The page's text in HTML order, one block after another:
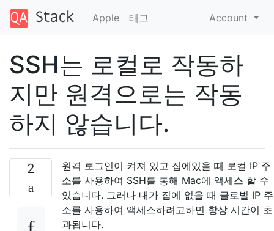
Apple 태그 Account
SSH는 로컬로 작동하
지만 원격으로는 작동
하지 않습니다.
2
원격 로그인이 켜져 있고 집에있을 때 로컬 IP 주
소를 사용하여 SSH를 통해 Mac에 액세스 할 수
있습니다. 그러나 내가 집에 없을 때 글로벌 IP 주
소를 사용하여 액세스하려고하면 항상 시간이 초
과됩니다.